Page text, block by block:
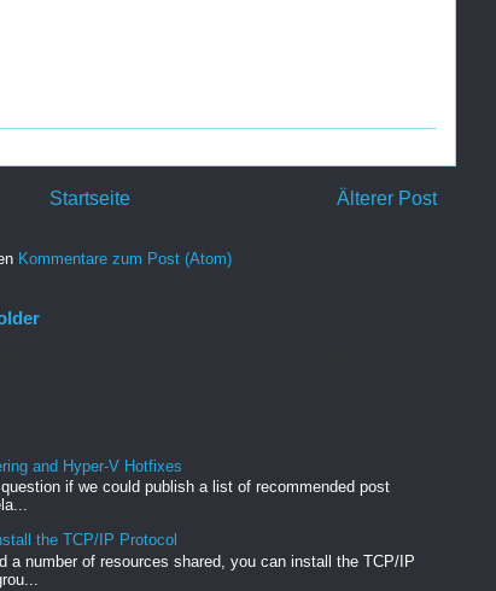
Älterer Post
Startseite
Kommentare zum Post (Atom)
and Hyper-V Hotfixes
if we could publish a list of recommended post
the TCP/IP Protocol
a number of resources shared, you can install the TCP/IP